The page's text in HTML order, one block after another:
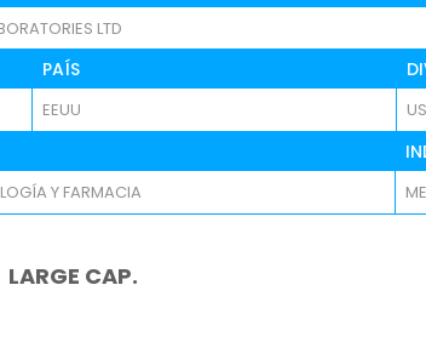
LTD
PAÍS
EEUU
Y FARMACIA
LARGE CAP.